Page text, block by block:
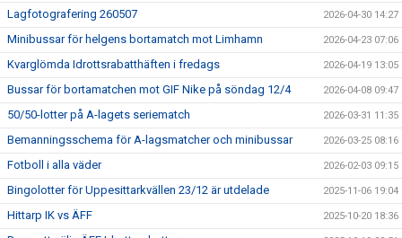
Lagfotografering 260507 2026-04-30 14:27
Minibussar för helgens bortamatch mot Limhamn 2026-04-23 07:06
Kvarglömda Idrottsrabatthäften i fredags 2026-04-19 13:05
Bussar för bortamatchen mot GIF Nike på söndag 12/4 2026-04-08 09:47
50/50-lotter på A-lagets seriematch 2026-03-31 11:35
Bemanningsschema för A-lagsmatcher och minibussar 2026-03-25 08:16
Fotboll i alla väder 2026-02-03 09:15
Bingolotter för Uppesittarkvällen 23/12 är utdelade 2025-11-06 19:04
Hittarp IK vs ÄFF 2025-10-20 18:36